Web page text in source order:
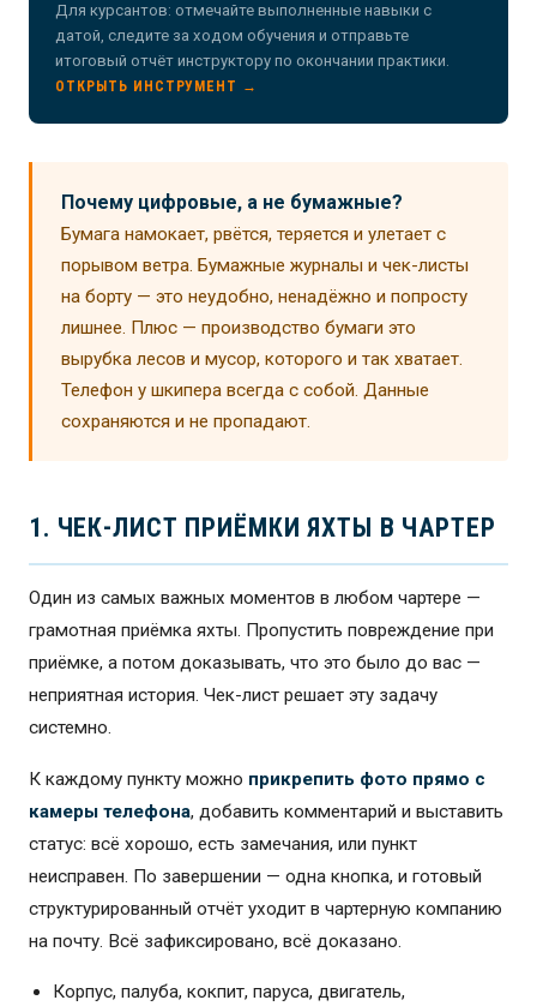
Для курсантов: отмечайте выполненные навыки с
датой, следите за ходом обучения и отправьте
итоговый отчёт инструктору по окончании практики.
ОТКРЫТЬ ИНСТРУМЕНТ →
Почему цифровые, а не бумажные?
Бумага намокает, рвётся, теряется и улетает с
порывом ветра. Бумажные журналы и чек-листы
на борту — это неудобно, ненадёжно и попросту
лишнее. Плюс — производство бумаги это
вырубка лесов и мусор, которого и так хватает.
Телефон у шкипера всегда с собой. Данные
сохраняются и не пропадают.
1. ЧЕК-ЛИСТ ПРИЁМКИ ЯХТЫ В ЧАРТЕР
Один из самых важных моментов в любом чартере —
грамотная приёмка яхты. Пропустить повреждение при
приёмке, а потом доказывать, что это было до вас —
неприятная история. Чек-лист решает эту задачу
системно.
К каждому пункту можно прикрепить фото прямо с
камеры телефона, добавить комментарий и выставить
статус: всё хорошо, есть замечания, или пункт
неисправен. По завершении — одна кнопка, и готовый
структурированный отчёт уходит в чартерную компанию
на почту. Всё зафиксировано, всё доказано.
Корпус, палуба, кокпит, паруса, двигатель,